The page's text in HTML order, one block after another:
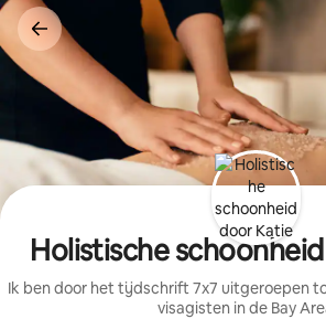
Ga
direct
naar
inhoud
Holistische
Ik ben door het tijdschrift 7x7 uitgeroepen
visagisten in de Bay